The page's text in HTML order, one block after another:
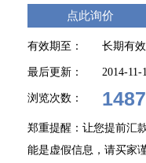
点此询价
有效期至： 长期有效
最后更新： 2014-11-
浏览次数：
郑重提醒：让您提前汇
能是虚假信息，请买家